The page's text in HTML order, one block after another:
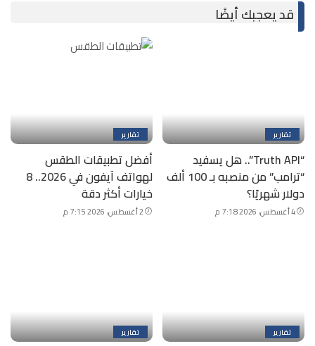
قد يعجبك أيضًا
تقارير
“Truth API”.. هل يسفيد
“ترامب” من منصبه بـ 100 ألف
دولار شهريًا؟
4 أغسطس، 2026 7:18 م
تقارير
أفضل تطبيقات الطقس
لهواتف آيفون في 2026.. 8
خيارات أكثر دقة
2 أغسطس، 2026 7:15 م
تقارير تقارير